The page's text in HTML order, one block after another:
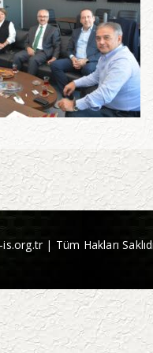
| Tüm Hakları